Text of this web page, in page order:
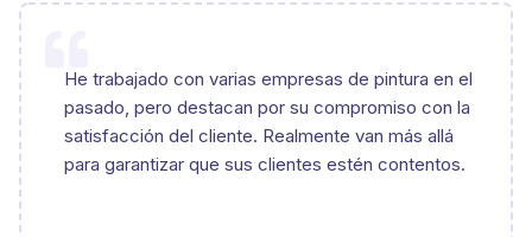
He trabajado con varias empresas de pintura en el
pasado, pero destacan por su compromiso con la
satisfacción del cliente. Realmente van más allá
para garantizar que sus clientes estén contentos.